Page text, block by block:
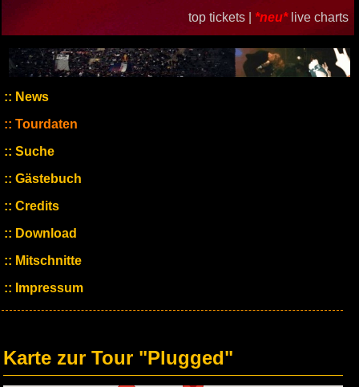
top tickets | *neu* live charts
News
Tourdaten
Suche
Gästebuch
Credits
Download
Mitschnitte
Impressum
Karte zur Tour "Plugged"